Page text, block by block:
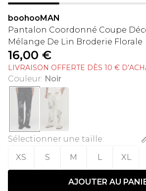
boohooMAN
Pantalon Coordonné Coupe
Mélange De Lin Broderie Florale
16,00 €
LIVRAISON OFFERTE DÈS 10 €
Couleur: Noir
Sélectionner une taille:
XS
S M L XL
AJOUTER AU